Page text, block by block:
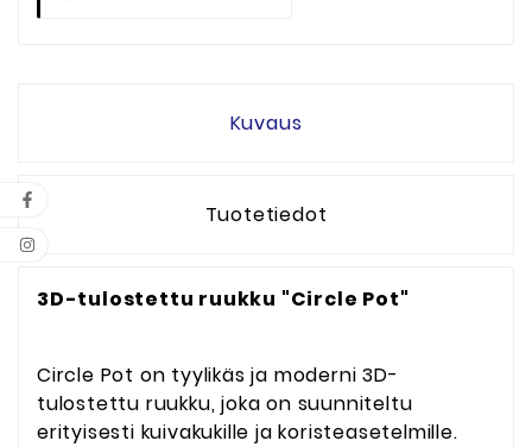
Kuvaus
Tuotetiedot
3D-tulostettu ruukku "Circle Pot"
Circle Pot on tyylikäs ja moderni 3D-
tulostettu ruukku, joka on suunniteltu
erityisesti kuivakukille ja koristeasetelmille.